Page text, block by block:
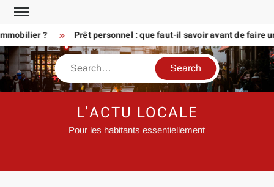
Skip
content
? Prêt personnel : que faut-il savoir avant de faire une
Search
L’ACTU LOCALE
Pour les habitants essentiellement